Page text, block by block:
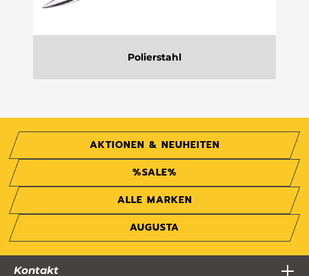
Polierstahl
AKTIONEN & NEUHEITEN
%SALE%
ALLE MARKEN
AUGUSTA
Kontakt